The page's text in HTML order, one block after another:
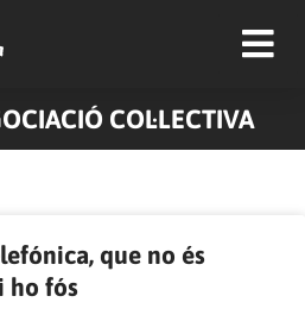
COL·LECTIVA
que no és
ho fós